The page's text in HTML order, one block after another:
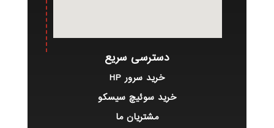
دسترسی سریع
خرید سرور HP
خرید سوئیچ سیسکو
مشتریان ما